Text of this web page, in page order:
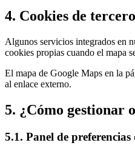
4. Cookies de
Algunos servicios integrados en
cookies propias cuando el mapa
El mapa de Google Maps en la
al enlace externo.
5. ¿Cómo gestionar
5.1. Panel de preferencias